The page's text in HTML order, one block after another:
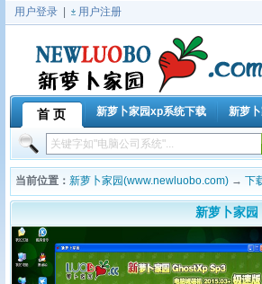
用户登录 用户注册
首 页 新萝卜家园xp系统下载 新萝
当前位置： 新萝卜家园(www.newluobo.com) → 下
新萝卜家